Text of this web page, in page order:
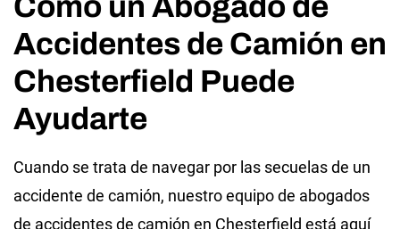
Accidentes de Camión en
Chesterfield Puede
Ayudarte
Cuando se trata de navegar por las secuelas de un
accidente de camión, nuestro equipo de abogados
de accidentes de camión en Chesterfield está aquí